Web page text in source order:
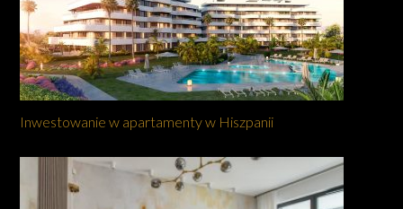
Inwestowanie w apartamenty w Hiszpanii